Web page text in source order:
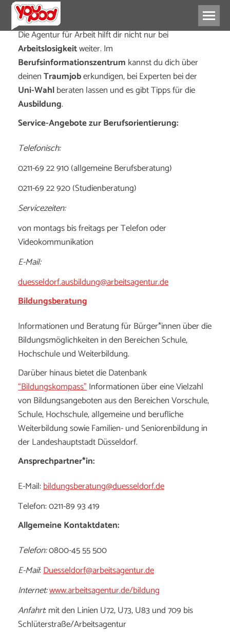
Die Agentur für Arbeit hilft dir nicht nur bei
Arbeitslosigkeitweiter. Im
Berufsinformationszentrum kannst du dich über
deinenTraumjoberkundigen, bei Experten bei der
Uni-Wahlberaten lassen und es gibt Tipps für die
Ausbildung.
Service-Angebote zur Berufsorientierung:
Telefonisch:
0211-69 22 910 (allgemeine Berufsberatung)
0211-69 22 920 (Studienberatung)
Servicezeiten:
von montags bis freitags per Telefon oder
Videokommunikation
E-Mail:
duesseldorf.ausbildung@arbeitsagentur.de
Bildungsberatung
Informationen und Beratung für Bürger*innen über die
Bildungsmöglichkeiten in den Bereichen Schule,
Hochschule und Weiterbildung.
Darüber hinaus bietet die Datenbank
“Bildungskompass”Informationen über eine Vielzahl
von Bildungsangeboten aus den Bereichen Vorschule,
Schule, Hochschule, allgemeine und berufliche
Weiterbildung sowie Familien- und Seniorenbildung in
der Landeshauptstadt Düsseldorf.
Ansprechpartner*in:
E-Mail:bildungsberatung@duesseldorf.de
Telefon: 0211-89 93 419
Allgemeine Kontaktdaten:
Telefon:0800-45 55 500
E-Mail:Duesseldorf@arbeitsagentur.de
Internet:www.arbeitsagentur.de/bildung
Anfahrt: mit den Linien U72, U73, U83 und 709 bis
Schlüterstraße/Arbeitsagentur